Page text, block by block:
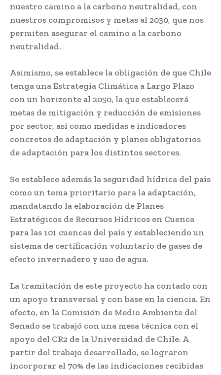
nuestro camino a la carbono neutralidad, con
nuestros compromisos y metas al 2030, que nos
permiten asegurar el camino a la carbono
neutralidad.
Asimismo, se establece la obligación de que Chile
tenga una Estrategia Climática a Largo Plazo
con un horizonte al 2050, la que establecerá
metas de mitigación y reducción de emisiones
por sector, así como medidas e indicadores
concretos de adaptación y planes obligatorios
de adaptación para los distintos sectores.
Se establece además la seguridad hídrica del país
como un tema prioritario para la adaptación,
mandatando la elaboración de Planes
Estratégicos de Recursos Hídricos en Cuenca
para las 101 cuencas del país y estableciendo un
sistema de certificación voluntario de gases de
efecto invernadero y uso de agua.
La tramitación de este proyecto ha contado con
un apoyo transversal y con base en la ciencia. En
efecto, en la Comisión de Medio Ambiente del
Senado se trabajó con una mesa técnica con el
apoyo del CR2 de la Universidad de Chile. A
partir del trabajo desarrollado, se lograron
incorporar el 70% de las indicaciones recibidas